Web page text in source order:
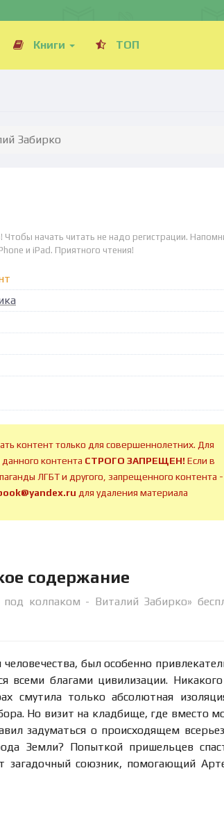
Книги ТОП
Забирко
начать читать не надо регистрации.
и iPad. Приятного чтения!
контент только для совершеннолетних. Для
контента СТРОГО ЗАПРЕЩЕН!Если в
ЛГБТ и другого, запрещенного контента -
для удаления материала
содержание
колпаком - Виталий Забирко»
был особенно
всеми благами цивилизации.
смутила только абсолютная
Но визит на кладбище, где вместо
задуматься о происходящем
Земли? Попыткой пришельцев
загадочный союзник, помогающий